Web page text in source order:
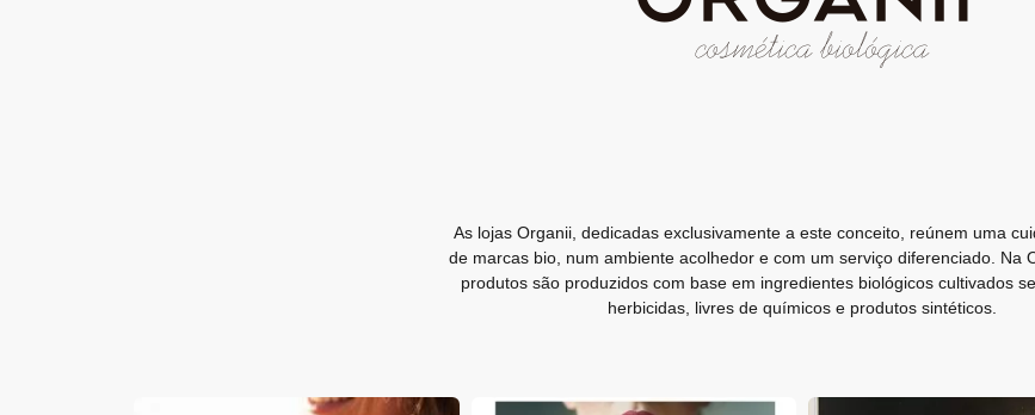
As lojas Organii, dedicadas exclusivamente a este conceito, reúnem uma
de marcas bio, num ambiente acolhedor e com um serviço diferenciado. Na
produtos são produzidos com base em ingredientes biológicos cultivados
herbicidas, livres de químicos e produtos sintéticos.